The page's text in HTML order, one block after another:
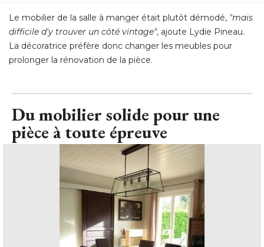
Le mobilier de la salle à manger était plutôt démodé, "mais
difficile d'y trouver un côté vintage", ajoute Lydie Pineau.
La décoratrice préfère donc changer les meubles pour
prolonger la rénovation de la pièce.
Du mobilier solide pour une
pièce à toute épreuve